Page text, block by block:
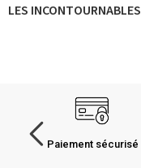
LES INCONTOURNABLES
Paiement sécurisé